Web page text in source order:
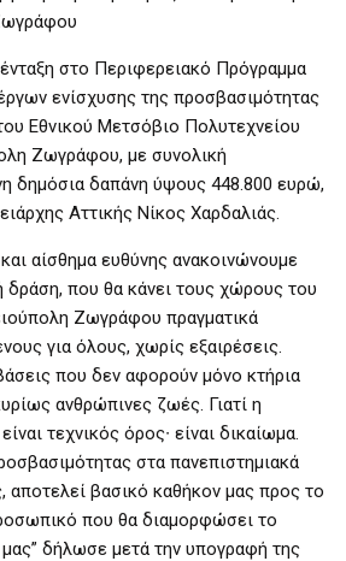
στο Περιφερειακό Πρόγραμμα
ενίσχυσης της προσβασιμότητας
Εθνικού Μετσόβιο Πολυτεχνείου
Ζωγράφου, με συνολική
δημόσια δαπάνη ύψους 448.800 ευρώ,
Αττικής Νίκος Χαρδαλιάς.
αίσθημα ευθύνης ανακοινώνουμε
δράση, που θα κάνει τους χώρους του
Ζωγράφου πραγματικά
για όλους, χωρίς εξαιρέσεις.
που δεν αφορούν μόνο κτήρια
ανθρώπινες ζωές. Γιατί η
τεχνικός όρος∙ είναι δικαίωμα.
στα πανεπιστημιακά
αποτελεί βασικό καθήκον μας προς το
που θα διαμορφώσει το
δήλωσε μετά την υπογραφή της